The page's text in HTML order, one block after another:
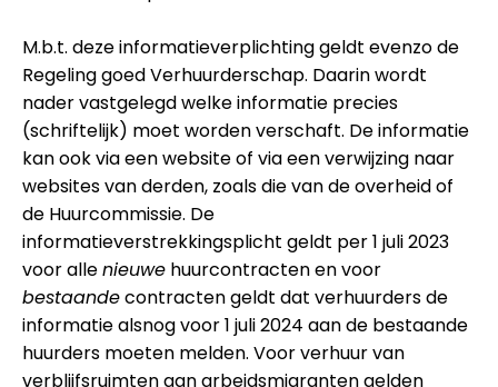
M.b.t. deze informatieverplichting geldt evenzo de
Regeling goed Verhuurderschap. Daarin wordt
nader vastgelegd welke informatie precies
(schriftelijk) moet worden verschaft. De informatie
kan ook via een website of via een verwijzing naar
websites van derden, zoals die van de overheid of
de Huurcommissie. De
informatieverstrekkingsplicht geldt per 1 juli 2023
voor allenieuwe huurcontracten en voor
bestaandecontracten geldt dat verhuurders de
informatie alsnog voor 1 juli 2024 aan de bestaande
huurders moeten melden. Voor verhuur van
verblijfsruimten aan arbeidsmigranten gelden